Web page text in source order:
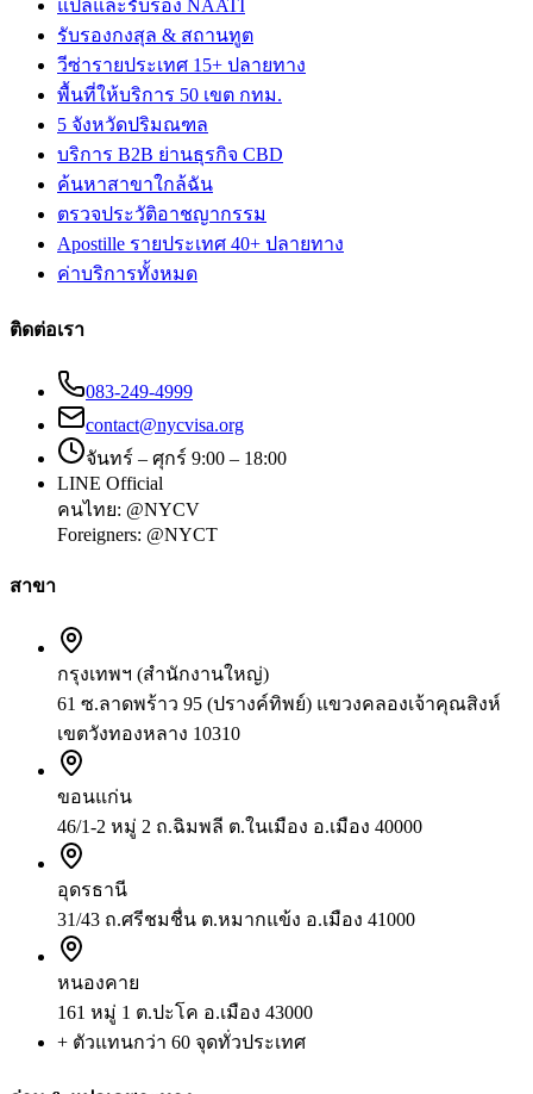
แปลและรับรอง NAATI
รับรองกงสุล & สถานทูต
วีซ่ารายประเทศ 15+ ปลายทาง
พื้นที่ให้บริการ 50 เขต กทม.
5 จังหวัดปริมณฑล
บริการ B2B ย่านธุรกิจ CBD
ค้นหาสาขาใกล้ฉัน
ตรวจประวัติอาชญากรรม
Apostille รายประเทศ 40+ ปลายทาง
ค่าบริการทั้งหมด
ติดต่อเรา
083-249-4999
contact@nycvisa.org
จันทร์ – ศุกร์ 9:00 – 18:00
LINE Official
คนไทย: @NYCV
Foreigners: @NYCT
สาขา
กรุงเทพฯ (สำนักงานใหญ่)
61 ซ.ลาดพร้าว 95 (ปรางค์ทิพย์) แขวงคลองเจ้าคุณสิงห์
เขตวังทองหลาง 10310
ขอนแก่น
46/1-2 หมู่ 2 ถ.ฉิมพลี ต.ในเมือง อ.เมือง 40000
อุดรธานี
31/43 ถ.ศรีชมชื่น ต.หมากแข้ง อ.เมือง 41000
หนองคาย
161 หมู่ 1 ต.ปะโค อ.เมือง 43000
+ ตัวแทนกว่า 60 จุดทั่วประเทศ